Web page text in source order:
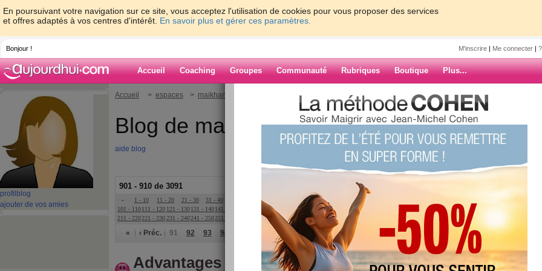
En poursuivant votre navigation sur ce site, vous acceptez l'utilisation de cookies pour vous proposer des services
et offres adaptés à vos centres d'intérêt. En savoir plus et gérer ces paramètres.
Bonjour ! M'inscrire | Me connecter |
Accueil Coaching Groupes Communauté Rubriques Boutique Plus...
profil blog
ajouter de vos amies
Accueil > espaces > maikhanh80
Blog de maikhanh80
aide blog
901 - 910 de 3091
« 1 - 10 11 - 20 21 - 30 31 - 40 51 - 60 71 - 80
91 - 100
101 - 110111 - 120 121 - 130 131 - 140141 - 150 161 - 170 171 - 180181 - 190 191 - 200201 - 210
211 - 220221 - 230231 - 240241 - 250251 - 260 261 - 270271 - 280 281 - 290291 - 300301 - 310
« ‹ Préc. 91 92 93 94 97 98 100 Suiv. ›
Advantages of mosfet, Power
ARCHIVES